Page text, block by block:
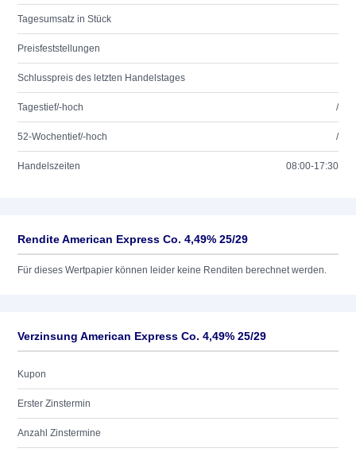
Tagesumsatz in Stück
Preisfeststellungen
Schlusspreis des letzten Handelstages
Tagestief/-hoch /
52-Wochentief/-hoch /
Handelszeiten 08:00-17:30
Rendite American Express Co. 4,49% 25/29
Für dieses Wertpapier können leider keine Renditen berechnet werden.
Verzinsung American Express Co. 4,49% 25/29
Kupon
Erster Zinstermin
Anzahl Zinstermine